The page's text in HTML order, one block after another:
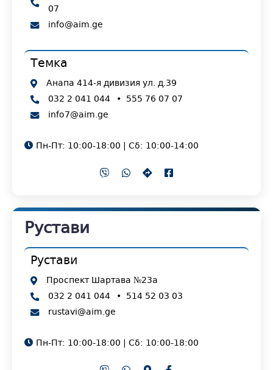
07
info@aim.ge
Темка
Анапа 414-я дивизия ул. д.39
032 2 041 044 • 555 76 07 07
info7@aim.ge
Пн-Пт: 10:00-18:00 | Сб: 10:00-14:00
Рустави
Рустави
Проспект Шартава №23а
032 2 041 044 • 514 52 03 03
rustavi@aim.ge
Пн-Пт: 10:00-18:00 | Сб: 10:00-18:00